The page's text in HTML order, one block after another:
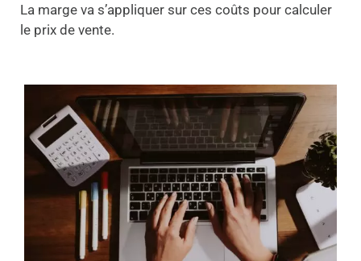
La marge va s’appliquer sur ces coûts pour calculer
le prix de vente.